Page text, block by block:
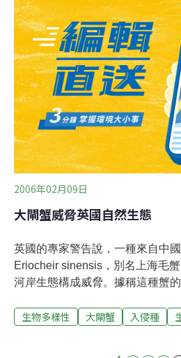
位為國人食的安全把關的機制，
區」應只是指霍亂弧菌造成流行
原多的是呢。一般而言，蟹類水
汙染的水域內，又以底棲小生物
食物，因此毛蟹的體表、鰓部和
菌、病毒、或原蟲、寄生蟲微生
外，還包括痢疾和傷寒桿菌、腸
血吸蟲和肺吸蟲的幼蟲，有些還
呢。這些微生物對健康毛蟹本身
2006年02月09日
大閘蟹威脅英國自然生態
英國的專家警告說，一種來自中
Eriocheir sinensis，別名上海毛
河岸生態構成威脅。據稱這種蟹
水，讓毛蟹得以在英國扎根。研
生物多樣性 大閘蟹 入侵種